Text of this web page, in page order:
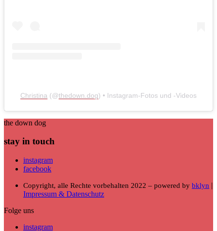
Christina (@thedown.dog) • Instagram-Fotos und -Videos
the down dog
stay in touch
instagram
facebook
Copyright, alle Rechte vorbehalten 2022 – powered by bklyn |
Impressum & Datenschutz
Folge uns
instagram